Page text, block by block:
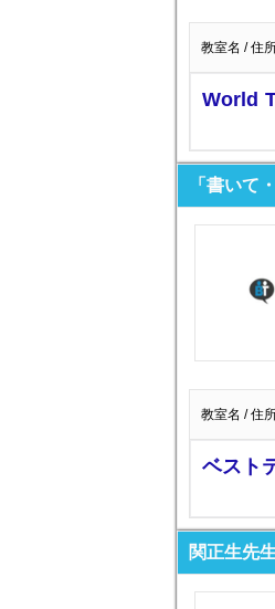
教室名 / 住
World
「書いて
教室名 / 住
ベスト
関正生先